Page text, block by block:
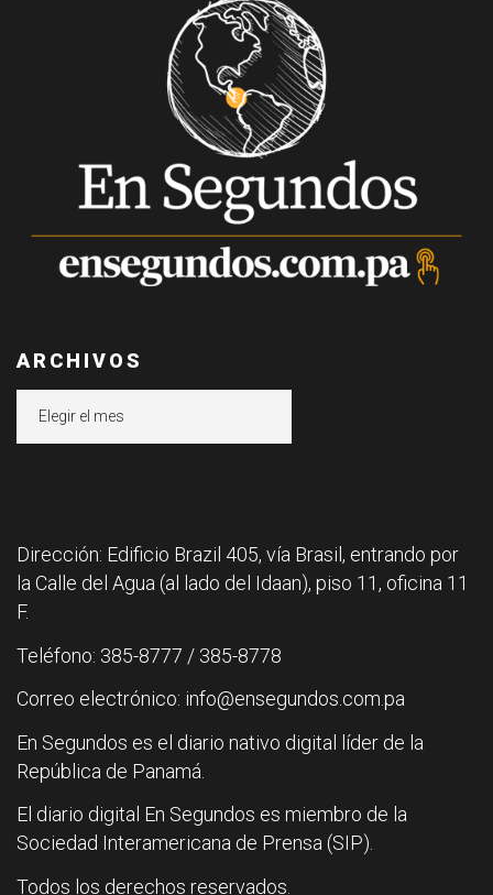
ARCHIVOS
Dirección: Edificio Brazil 405, vía Brasil, entrando por
la Calle del Agua (al lado del Idaan), piso 11, oficina 11
F.
Teléfono: 385-8777 / 385-8778
Correo electrónico: info@ensegundos.com.pa
En Segundos es el diario nativo digital líder de la
República de Panamá.
El diario digital En Segundos es miembro de la
Sociedad Interamericana de Prensa (SIP).
Todos los derechos reservados.